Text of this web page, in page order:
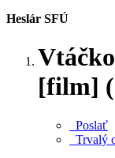
Heslár SFÚ
[film]
Poslať
Trvalý